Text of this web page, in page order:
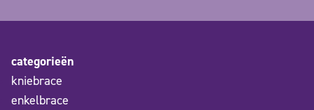
categorieën
kniebrace
enkelbrace